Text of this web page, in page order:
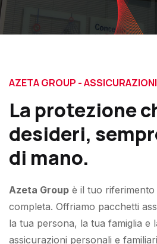
AZETA GROUP - ASSICURAZIONI
La protezione
desideri,
di mano.
Azeta Group è il tuo
completa. Offriamo pacchetti
la tua persona, la tua famiglia e
assicurazioni personali e